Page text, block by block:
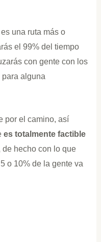
una ruta más o
el 99% del tiempo
con gente con los
alguna
por el camino, así
es totalmente factible
de hecho con lo que
o 10% de la gente va